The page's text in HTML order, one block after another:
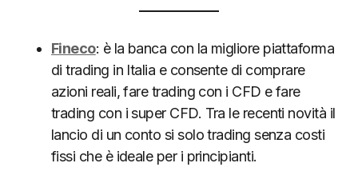
Fineco: è la banca con la migliore piattaforma
di trading in Italia e consente di comprare
azioni reali, fare trading con i CFD e fare
trading con i super CFD. Tra le recenti novità il
lancio di un conto si solo trading senza costi
fissi che è ideale per i principianti.